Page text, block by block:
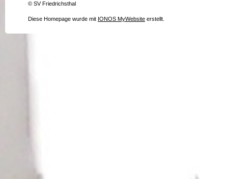
© SV Friedrichsthal
Diese Homepage wurde mit IONOS MyWebsite erstellt.